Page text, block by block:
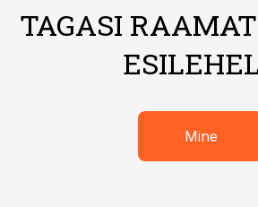
TAGASI
Mine